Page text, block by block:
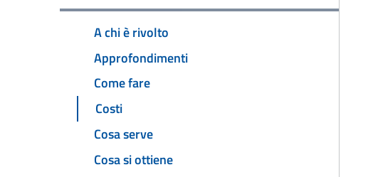
A chi è rivolto
Approfondimenti
Come fare
Costi
Cosa serve
Cosa si ottiene